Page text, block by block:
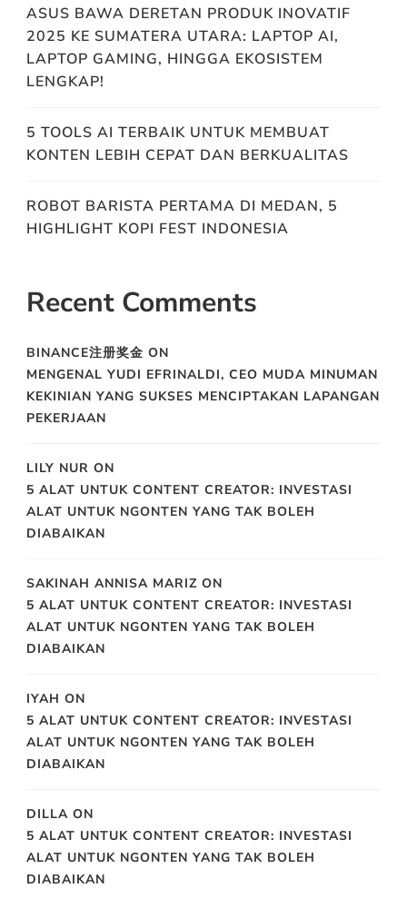
ASUS BAWA DERETAN PRODUK INOVATIF
2025 KE SUMATERA UTARA: LAPTOP AI,
LAPTOP GAMING, HINGGA EKOSISTEM
LENGKAP!
5 TOOLS AI TERBAIK UNTUK MEMBUAT
KONTEN LEBIH CEPAT DAN BERKUALITAS
ROBOT BARISTA PERTAMA DI MEDAN, 5
HIGHLIGHT KOPI FEST INDONESIA
Recent Comments
BINANCE注册奖金 ON
MENGENAL YUDI EFRINALDI, CEO MUDA MINUMAN
KEKINIAN YANG SUKSES MENCIPTAKAN LAPANGAN
PEKERJAAN
LILY NUR ON
5 ALAT UNTUK CONTENT CREATOR: INVESTASI
ALAT UNTUK NGONTEN YANG TAK BOLEH
DIABAIKAN
SAKINAH ANNISA MARIZ ON
5 ALAT UNTUK CONTENT CREATOR: INVESTASI
ALAT UNTUK NGONTEN YANG TAK BOLEH
DIABAIKAN
IYAH ON
5 ALAT UNTUK CONTENT CREATOR: INVESTASI
ALAT UNTUK NGONTEN YANG TAK BOLEH
DIABAIKAN
DILLA ON
5 ALAT UNTUK CONTENT CREATOR: INVESTASI
ALAT UNTUK NGONTEN YANG TAK BOLEH
DIABAIKAN